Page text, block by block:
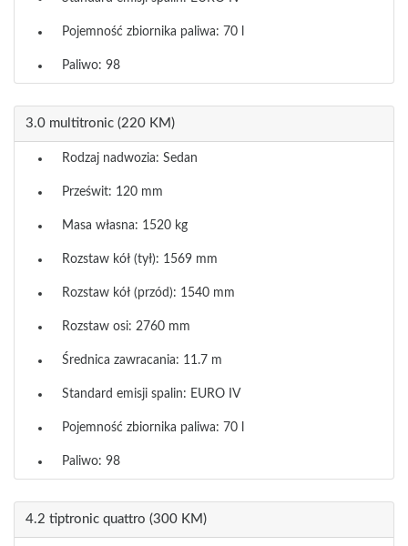
Pojemność zbiornika paliwa: 70 l
Paliwo: 98
3.0 multitronic (220 KM)
Rodzaj nadwozia: Sedan
Prześwit: 120 mm
Masa własna: 1520 kg
Rozstaw kół (tył): 1569 mm
Rozstaw kół (przód): 1540 mm
Rozstaw osi: 2760 mm
Średnica zawracania: 11.7 m
Standard emisji spalin: EURO IV
Pojemność zbiornika paliwa: 70 l
Paliwo: 98
4.2 tiptronic quattro (300 KM)